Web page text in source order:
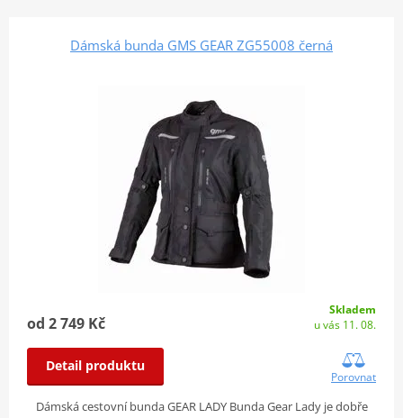
Dámská bunda GMS GEAR ZG55008 černá
od 2 749 Kč
Skladem
u vás 11. 08.
Detail produktu
Porovnat
Dámská cestovní bunda GEAR LADY Bunda Gear Lady je dobře